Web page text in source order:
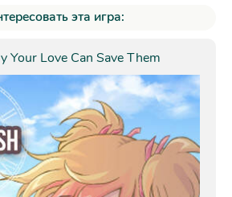
эта игра:
Your Love Can Save Them